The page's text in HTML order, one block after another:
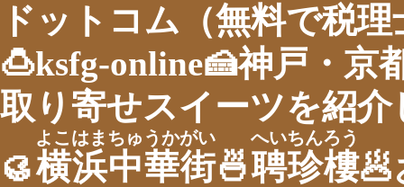
ドットコム（無料で税
🍮ksfg-online🍰神戸・京
取り寄せスイーツを紹介
🥮横浜中華街
よこはまちゅうかがい
🍜聘珍樓
へいちんろう
🥟